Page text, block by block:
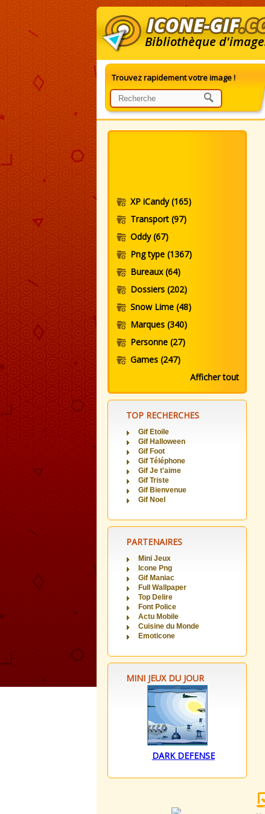
Bibliothèque
Trouvez rapidement votre image !
XP iCandy(165)
Transport (97)
Oddy(67)
Png type (1367)
Bureaux(64)
Dossiers (202)
Snow Lime (48)
Marques (340)
Personne (27)
Games (247)
Afficher tout
TOP RECHERCHES
Gif Etoile
Gif Halloween
Gif Foot
Gif Téléphone
Gif Je t'aime
Gif Triste
Gif Bienvenue
Gif Noel
PARTENAIRES
Mini Jeux
Icone Png
Gif Maniac
Full Wallpaper
Top Delire
Font Police
Actu Mobile
Cuisine du Monde
Emoticone
MINI JEUX DU JOUR
DARK DEFENSE